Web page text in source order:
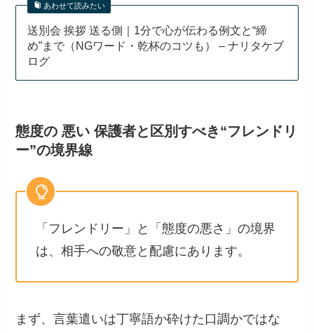
あわせて読みたい
送別会 挨拶 送る側｜1分で心が伝わる例文と“締
め”まで（NGワード・乾杯のコツも） – ナリタケブ
ログ
態度の 悪い 保護者と区別すべき“フレンドリ
ー”の境界線
「フレンドリー」と「態度の悪さ」の境界
は、相手への敬意と配慮にあります。
まず、言葉遣いは丁寧語か砕けた口調かではな